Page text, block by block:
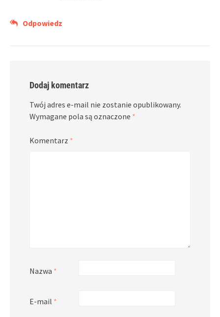
Odpowiedz
Dodaj komentarz
Twój adres e-mail nie zostanie opublikowany.
Wymagane pola są oznaczone *
Komentarz *
Nazwa *
E-mail *